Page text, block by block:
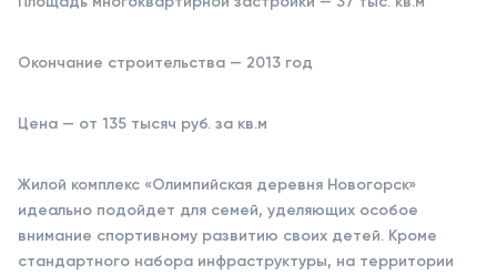
Окончание строительства — 2013 год
Цена — от 135 тысяч руб. за кв.м
Жилой комплекс «Олимпийская деревня Новогорск»
идеально подойдет для семей, уделяющих особое
внимание спортивному развитию своих детей. Кроме
стандартного набора инфраструктуры, на территории